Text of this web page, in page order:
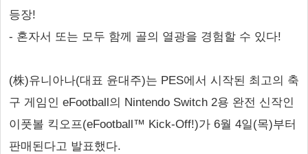
등장!
- 혼자서 또는 모두 함께 골의 열광을 경험할 수 있다!
(株)유니아나(대표 윤대주)는 PES에서 시작된 최고의 축
구 게임인 eFootball의 Nintendo Switch 2용 완전 신작인
이풋볼 킥오프(eFootball™ Kick-Off!)가 6월 4일(목)부터
판매된다고 발표했다.